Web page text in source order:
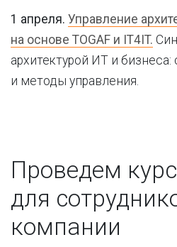
1 апреля. Управление
на основе TOGAF и IT4IT.
архитектурой ИТ и
и методы управления.
Проведем
для
компании